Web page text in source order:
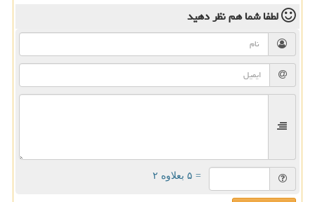
لطفا شما همنظر دهید
= ۵ بعلاوه ۲